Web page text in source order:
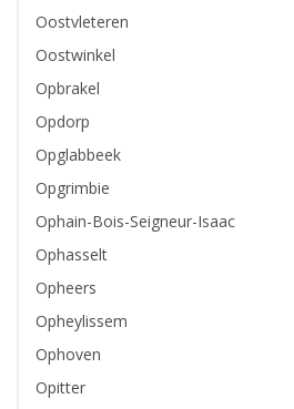
Oostvleteren
Oostwinkel
Opbrakel
Opdorp
Opglabbeek
Opgrimbie
Ophain-Bois-Seigneur-Isaac
Ophasselt
Opheers
Opheylissem
Ophoven
Opitter